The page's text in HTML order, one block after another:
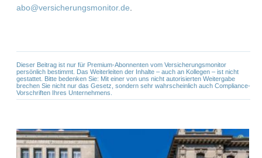
abo@versicherungsmonitor.de
Dieser Beitrag ist nur für Premium-Abonnenten vom Versicherungsmonitor
persönlich bestimmt. Das Weiterleiten der Inhalte – auch an Kollegen – ist nicht
gestattet. Bitte bedenken Sie: Mit einer von uns nicht autorisierten Weitergabe
brechen Sie nicht nur das Gesetz, sondern sehr wahrscheinlich auch Compliance-
Vorschriften Ihres Unternehmens.